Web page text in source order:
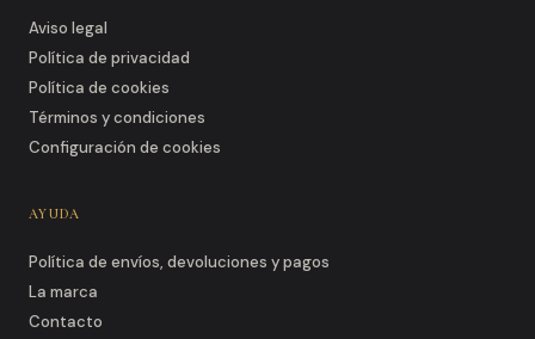
Aviso legal
Política de privacidad
Política de cookies
Términos y condiciones
Configuración de cookies
AYUDA
Política de envíos, devoluciones y pagos
La marca
Contacto